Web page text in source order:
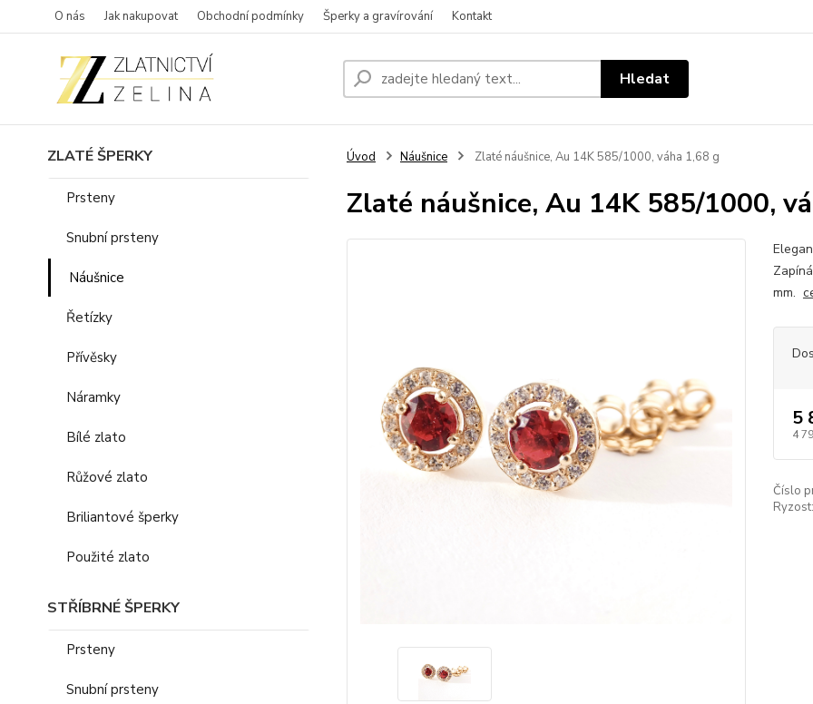
O nás Jak nakupovat Obchodní podmínky Šperky a gravírování Kontakt
Hledat
ZLATÉ ŠPERKY
Prsteny
Snubní prsteny
Náušnice
Řetízky
Přívěsky
Náramky
Bílé zlato
Růžové zlato
Briliantové šperky
Použité zlato
STŘÍBRNÉ ŠPERKY
Prsteny
Snubní prsteny
Úvod Náušnice Zlaté náušnice, Au 14K 585/1000, váha 1,68 g
Zlaté náušnice, Au 14K 585/1000,
mm.
5
4
Číslo
Ryzost: